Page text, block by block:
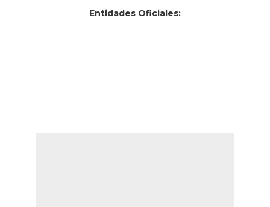
Entidades Oficiales: